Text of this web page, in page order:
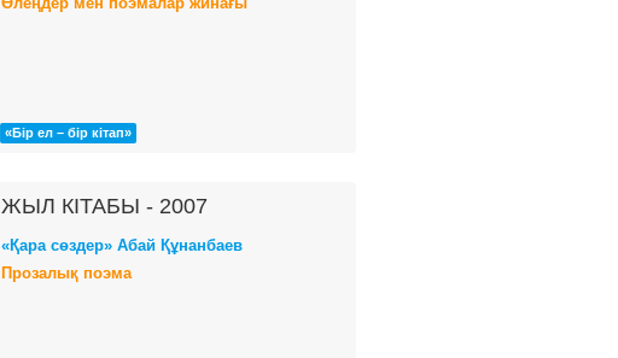
«Бір ел – бір кітап»
ЖЫЛ КІТАБЫ - 2007
«Қара сөздер» Абай Құнанбаев
Прозалық поэма